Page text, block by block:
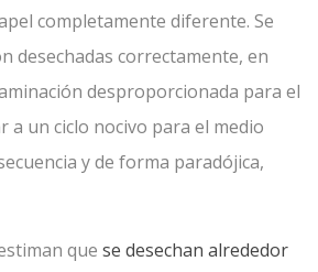
completamente diferente. Se
desechadas correctamente, en
desproporcionada para el
a un ciclo nocivo para el medio
y de forma paradójica,
que se desechan alrededor